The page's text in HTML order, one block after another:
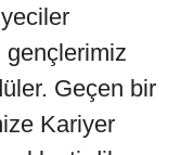
gençlerimiz
Geçen bir
Kariyer